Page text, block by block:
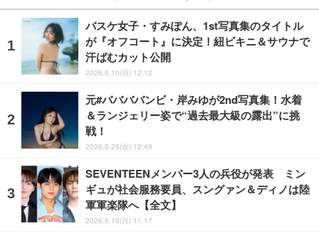
バスケ女子・すみぽん、1st写真集のタイトル
が『オフコート』に決定！紐ビキニ＆サウナで
汗ばむカット公開
2026.8.10(月) 12:12
元#ババババンビ・岸みゆが2nd写真集！水着
＆ランジェリー姿で“過去最大級の露出”に挑
戦！
2026.5.29(金) 12:49
SEVENTEENメンバー3人の兵役が発表 ミン
ギュが社会服務要員、スングァン＆ディノは陸
軍軍楽隊へ【全文】
2026.8.10(月) 11:17